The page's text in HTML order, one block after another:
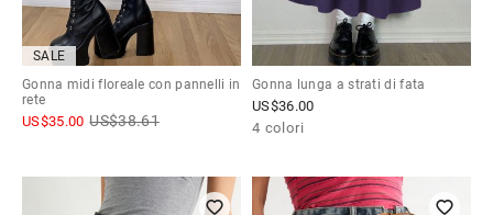
SALE
Gonna midi floreale con pannelli in
rete
US$35.00 US$38.61
Gonna lunga a strati di fata
US$36.00
4 colori